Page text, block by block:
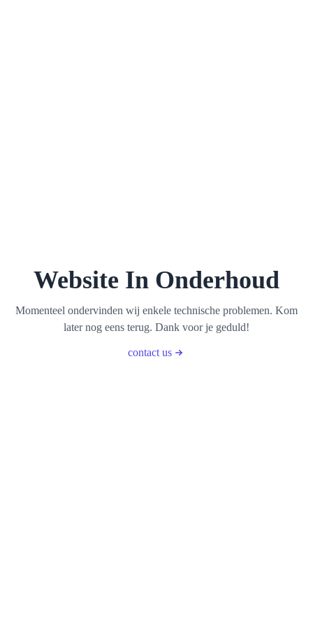
Website In Onderhoud
Momenteel ondervinden wij enkele technische problemen. Kom
later nog eens terug. Dank voor je geduld!
contact us